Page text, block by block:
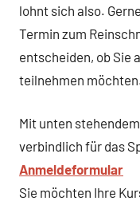
lohnt sich also.
Termin zum
entscheiden, ob Sie
teilnehmen
Mit unten
verbindlich für das
Anmeldeformular
Sie möchten Ihre